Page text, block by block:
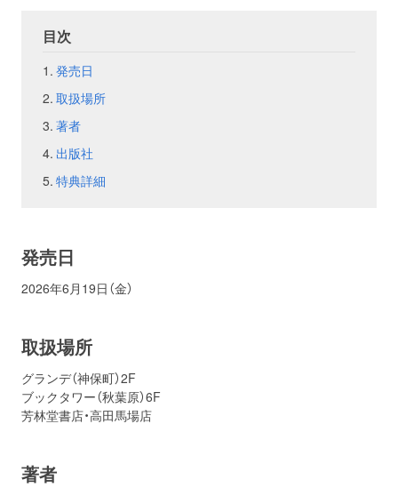
目次
発売日
取扱場所
著者
出版社
特典詳細
発売日
2026年6月19日（金）
取扱場所
グランデ（神保町）2F
ブックタワー（秋葉原）6F
芳林堂書店・高田馬場店
著者